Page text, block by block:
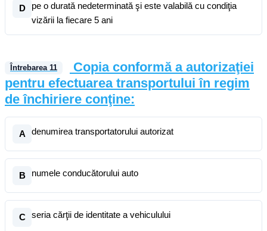
D
pe o durată nedeterminată şi este valabilă cu condiţia
vizării la fiecare 5 ani
Întrebarea 11
Copia conformă a autorizaţiei
pentru efectuarea transportului în regim
de închiriere conţine:
A denumirea transportatorului autorizat
B numele conducătorului auto
C seria cărţii de identitate a vehiculului